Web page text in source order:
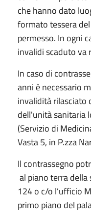
che hanno dato
formato tessera
permesso. In ogni
invalidi scaduto va
In caso di
anni è necessario
invalidità rilasciato
dell'unità sanitaria
(Servizio di
Vasta 5, in P.zza
Il contrassegno
al piano terra della
124 o c/o l’ufficio
primo piano del